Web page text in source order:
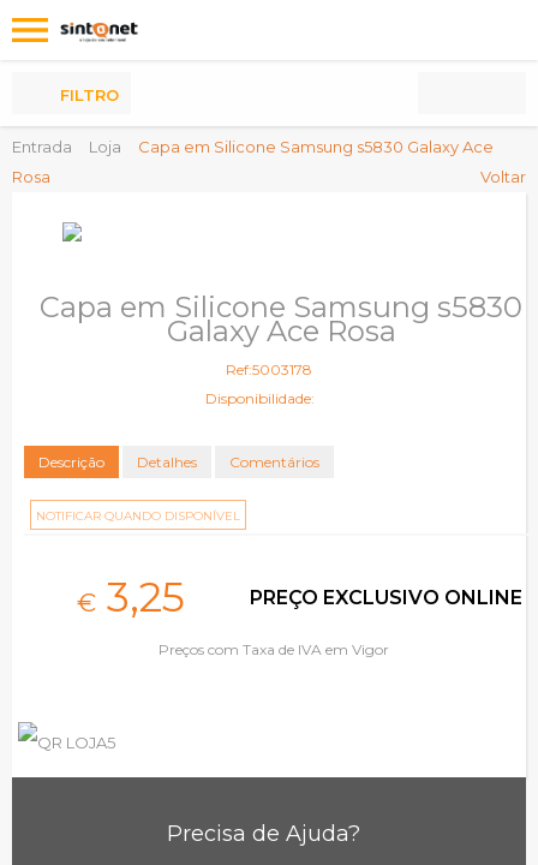
Entrada Loja
Capa em Silicone Samsung s5830 Galaxy Ace
Rosa
Voltar
FILTRO
Capa em Silicone Samsung s5830
Galaxy Ace Rosa
Ref:5003178
Disponibilidade:
Descrição Detalhes Comentários
NOTIFICAR QUANDO DISPONÍVEL
€ 3,25 PREÇO EXCLUSIVO ONLINE
Preços com Taxa de IVA em Vigor
Precisa de Ajuda?